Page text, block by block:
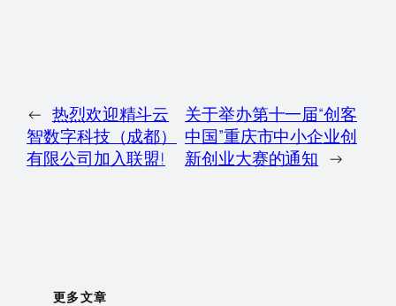
← 热烈欢迎精斗云
智数字科技（成都）
有限公司加入联盟!
关于举办第十一届“创客
中国”重庆市中小企业创
新创业大赛的通知 →
更多文章